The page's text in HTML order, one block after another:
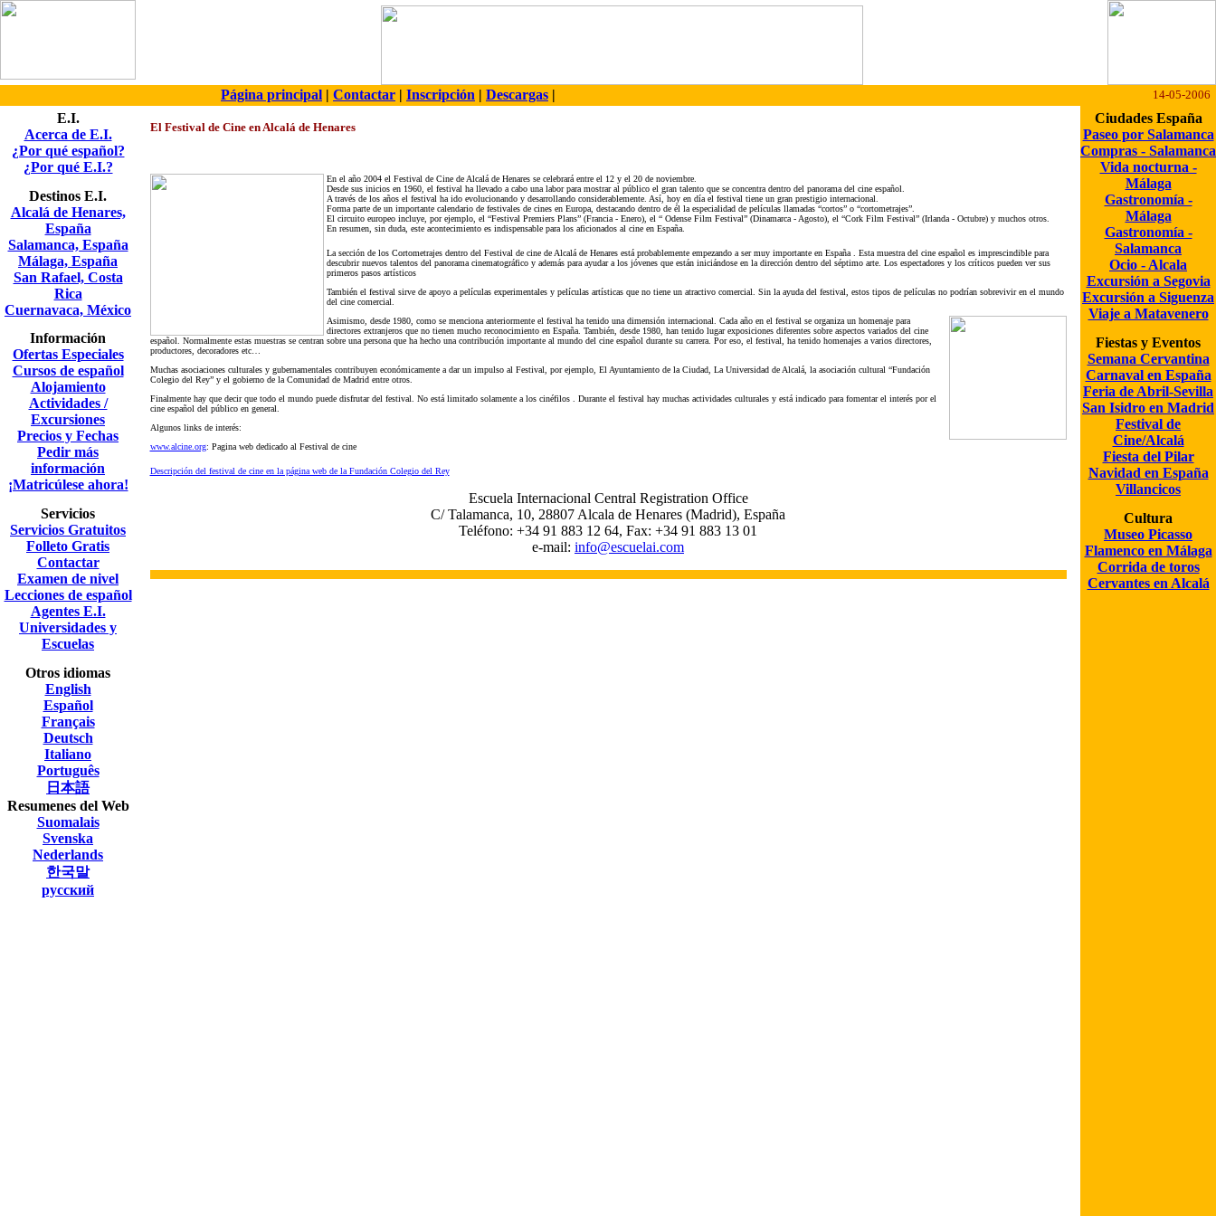
Página principal | Contactar | Inscripción | Descargas | 14-05-2006
E.I.
Acerca de E.I.
¿Por qué español?
¿Por qué E.I.?
Destinos E.I.
Alcalá de Henares,
España
Salamanca, España
Málaga, España
San Rafael, Costa
Rica
Cuernavaca, México
Información
Ofertas Especiales
Cursos de español
Alojamiento
Actividades /
Excursiones
Precios y Fechas
Pedir más
información
¡Matricúlese ahora!
Servicios
Servicios Gratuitos
Folleto Gratis
Contactar
Examen de nivel
Lecciones de español
Agentes E.I.
Universidades y
Escuelas
Otros idiomas
English
Español
Français
Deutsch
Italiano
Português
日本語
Resumenes del Web
Suomalais
Svenska
Nederlands
한국말
русский
El Festival de Cine en Alcalá de Henares
En el año 2004 el Festival de Cine de Alcalá de Henares se celebrará entre el 12 y el 20 de noviembre.
Desde sus inicios en 1960, el festival ha llevado a cabo una labor para mostrar al público el gran talento que se concentra dentro del panorama del cine español.
A través de los años el festival ha ido evolucionando y desarrollando considerablemente. Así, hoy en día el festival tiene un gran prestigio internacional.
Forma parte de un importante calendario de festivales de cines en Europa, destacando dentro de él la especialidad de películas llamadas “cortos” o “cortometrajes”.
El circuito europeo incluye, por ejemplo, el “Festival Premiers Plans” (Francia - Enero), el “ Odense Film Festival” (Dinamarca - Agosto), el “Cork Film Festival” (Irlanda - Octubre) y muchos otros.
En resumen, sin duda, este acontecimiento es indispensable para los aficionados al cine en España.
La sección de los Cortometrajes dentro del Festival de cine de Alcalá de Henares está probablemente empezando a ser muy importante en España . Esta muestra del cine español es imprescindible para
descubrir nuevos talentos del panorama cinematográfico y además para ayudar a los jóvenes que están iniciándose en la dirección dentro del séptimo arte. Los espectadores y los críticos pueden ver sus
primeros pasos artísticos
También el festival sirve de apoyo a películas experimentales y películas artísticas que no tiene un atractivo comercial. Sin la ayuda del festival, estos tipos de películas no podrían sobrevivir en el mundo
del cine comercial.
Asimismo, desde 1980, como se menciona anteriormente el festival ha tenido una dimensión internacional. Cada año en el festival se organiza un homenaje para
directores extranjeros que no tienen mucho reconocimiento en España. También, desde 1980, han tenido lugar exposiciones diferentes sobre aspectos variados del cine
español. Normalmente estas muestras se centran sobre una persona que ha hecho una contribución importante al mundo del cine español durante su carrera. Por eso, el festival, ha tenido homenajes a varios directores,
productores, decoradores etc…
Muchas asociaciones culturales y gubernamentales contribuyen económicamente a dar un impulso al Festival, por ejemplo, El Ayuntamiento de la Ciudad, La Universidad de Alcalá, la asociación cultural “Fundación
Colegio del Rey” y el gobierno de la Comunidad de Madrid entre otros.
Finalmente hay que decir que todo el mundo puede disfrutar del festival. No está limitado solamente a los cinéfilos . Durante el festival hay muchas actividades culturales y está indicado para fomentar el interés por el
cine español del público en general.
Algunos links de interés:
www.alcine.org: Pagina web dedicado al Festival de cine
Descripción del festival de cine en la página web de la Fundación Colegio del Rey
Escuela Internacional Central Registration Office
C/ Talamanca, 10, 28807 Alcala de Henares (Madrid), España
Teléfono: +34 91 883 12 64, Fax: +34 91 883 13 01
e-mail: info@escuelai.com
Ciudades España
Paseo por Salamanca
Compras - Salamanca
Vida nocturna -
Málaga
Gastronomía -
Málaga
Gastronomía -
Salamanca
Ocio - Alcala
Excursión a Segovia
Excursión a Siguenza
Viaje a Matavenero
Fiestas y Eventos
Semana Cervantina
Carnaval en España
Feria de Abril-Sevilla
San Isidro en Madrid
Festival de
Cine/Alcalá
Fiesta del Pilar
Navidad en España
Villancicos
Cultura
Museo Picasso
Flamenco en Málaga
Corrida de toros
Cervantes en Alcalá